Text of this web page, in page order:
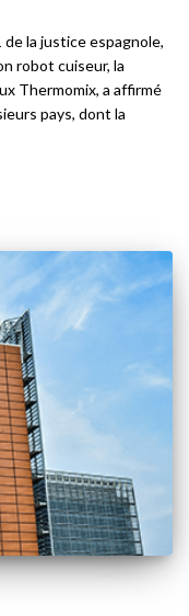
la justice espagnole,
robot cuiseur, la
Thermomix, a affirmé
pays, dont la